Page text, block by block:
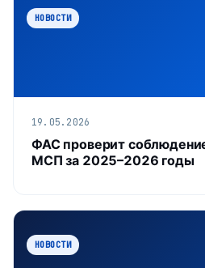
НОВОСТИ
19.05.2026
ФАС проверит
МСП за 2025–2026 годы
НОВОСТИ